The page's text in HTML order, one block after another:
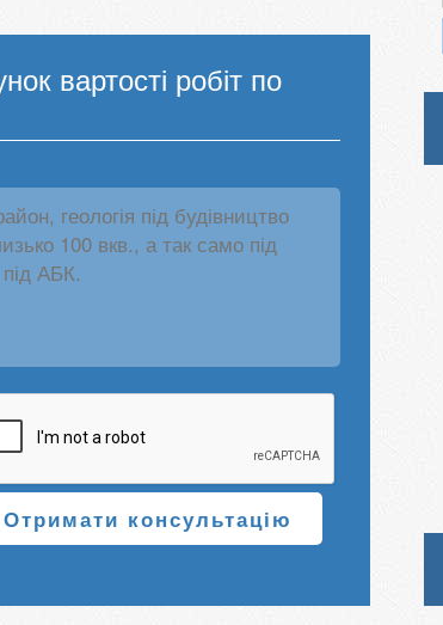
вартості робіт по
Отримати консультацію